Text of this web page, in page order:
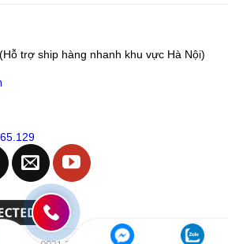
trợ ship hàng nhanh khu vực Hà Nội)